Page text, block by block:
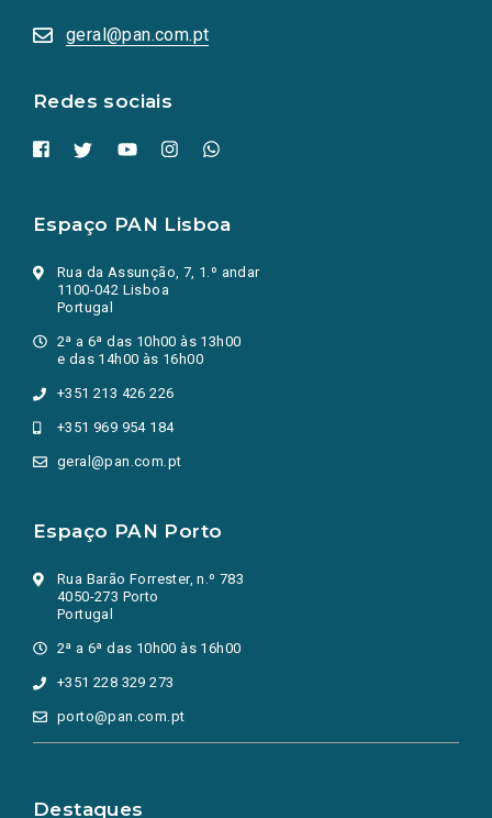
geral@pan.com.pt
Redes sociais
numa
nova
Espaço PAN Lisboa
Rua da Assunção, 7, 1.º andar
1100-042 Lisboa
Portugal
2ª a 6ª das 10h00 às 13h00
e das 14h00 às 16h00
+351 213 426 226
+351 969 954 184
geral@pan.com.pt
Espaço PAN Porto
Rua Barão Forrester, n.º 783
4050-273 Porto
Portugal
2ª a 6ª das 10h00 às 16h00
+351 228 329 273
porto@pan.com.pt
Destaques